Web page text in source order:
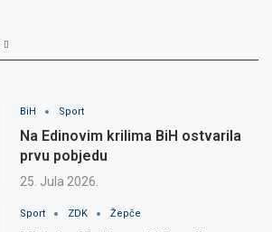
BiH Sport
Na Edinovim krilima BiH ostvarila
prvu pobjedu
25. Jula 2026.
Sport ZDK Žepče